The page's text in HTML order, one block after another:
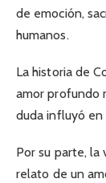
de emoción,
humanos.
La historia de
amor profundo
duda influyó
Por su parte, la
relato de un